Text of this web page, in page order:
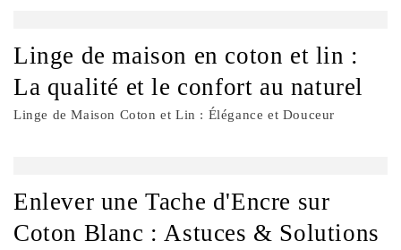
Linge de maison en coton et lin :
La qualité et le confort au naturel
Linge de Maison Coton et Lin : Élégance et Douceur
Enlever une Tache d'Encre sur
Coton Blanc : Astuces & Solutions